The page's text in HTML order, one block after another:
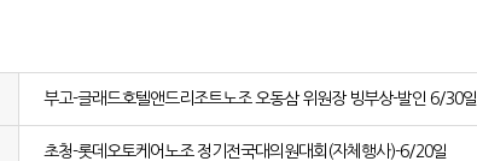
부고-글래드호텔앤드리조트노조 오동삼 위원장 빙부상-발인 6/30일
초청-롯데오토케어노조 정기전국대의원대회(자체행사)-6/20일